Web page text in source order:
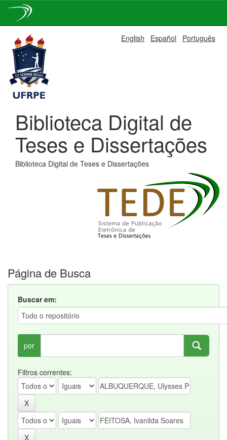
navigation
English Español Português
Biblioteca Digital de
Teses e Dissertações
Biblioteca Digital de Teses e Dissertações
Página de Busca
Buscar em:
por
Filtros correntes: